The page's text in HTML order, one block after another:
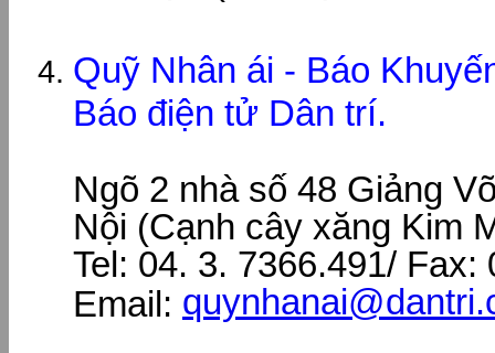
Quỹ Nhân ái - Báo
Báo điện tử Dân trí.
Ngõ 2 nhà số 48 Giảng
Nội (Cạnh cây xăng Kim
Tel: 04. 3. 7366.491/ Fax:
Email: